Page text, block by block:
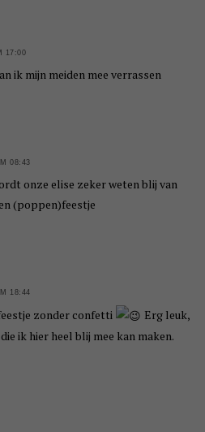
17:00
ik mijn meiden mee verrassen
08:43
onze elise zeker weten blij van
(poppen)feestje
18:44
zonder confetti
Erg leuk,
ik hier heel blij mee kan maken.